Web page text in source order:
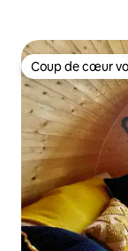
Coup de cœur
Coup de cœur